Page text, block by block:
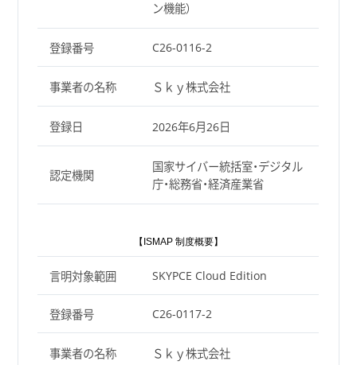
ン機能）
登録番号 C26-0116-2
事業者の名称 Ｓｋｙ株式会社
登録日 2026年6月26日
認定機関
国家サイバー統括室・デジタル
庁・総務省・経済産業省
【ISMAP 制度概要】
言明対象範囲 SKYPCE Cloud Edition
登録番号 C26-0117-2
事業者の名称 Ｓｋｙ株式会社